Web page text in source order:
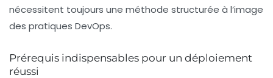
nécessitent toujours une méthode structurée à l’image
des pratiques DevOps.
Prérequis indispensables pour un déploiement
réussi